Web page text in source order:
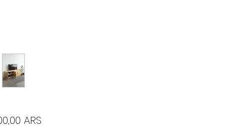
ARSPrecio